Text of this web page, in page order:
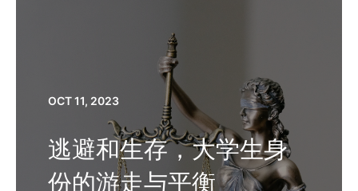
OCT 11, 2023
逃避和生存，大学生身
份的游走与平衡